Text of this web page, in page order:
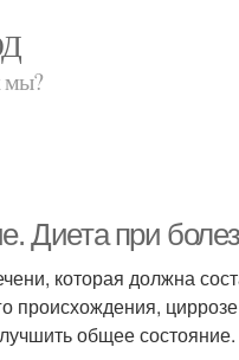
мы?
Диета при
которая должна
происхождения,
общее состояние.